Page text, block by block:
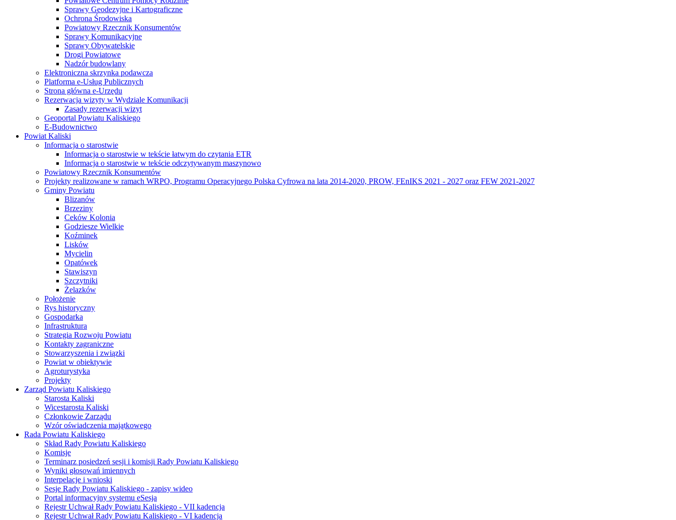
Sprawy Geodezyjne i Kartograficzne
Ochrona Środowiska
Powiatowy Rzecznik Konsumentów
Sprawy Komunikacyjne
Sprawy Obywatelskie
Drogi Powiatowe
Nadzór budowlany
Elektroniczna skrzynka podawcza
Platforma e-Usług Publicznych
Strona główna e-Urzędu
Rezerwacja wizyty w Wydziale Komunikacji
Zasady rezerwacji wizyt
Geoportal Powiatu Kaliskiego
E-Budownictwo
Powiat Kaliski
Informacja o starostwie
Informacja o starostwie w tekście łatwym do czytania ETR
Informacja o starostwie w tekście odczytywanym maszynowo
Powiatowy Rzecznik Konsumentów
Projekty realizowane w ramach WRPO, Programu Operacyjnego Polska Cyfrowa na lata 2014-2020, PROW, FEnIKS 2021 - 2027 oraz FEW 2021-2027
Gminy Powiatu
Blizanów
Brzeziny
Ceków Kolonia
Godziesze Wielkie
Koźminek
Lisków
Mycielin
Opatówek
Stawiszyn
Szczytniki
Żelazków
Położenie
Rys historyczny
Gospodarka
Infrastruktura
Strategia Rozwoju Powiatu
Kontakty zagraniczne
Stowarzyszenia i związki
Powiat w obiektywie
Agroturystyka
Projekty
Zarząd Powiatu Kaliskiego
Starosta Kaliski
Wicestarosta Kaliski
Członkowie Zarządu
Wzór oświadczenia majątkowego
Rada Powiatu Kaliskiego
Skład Rady Powiatu Kaliskiego
Komisje
Terminarz posiedzeń sesji i komisji Rady Powiatu Kaliskiego
Wyniki głosowań imiennych
Interpelacje i wnioski
Sesje Rady Powiatu Kaliskiego - zapisy wideo
Portal informacyjny systemu eSesja
Rejestr Uchwał Rady Powiatu Kaliskiego - VII kadencja
Rejestr Uchwał Rady Powiatu Kaliskiego - VI kadencja